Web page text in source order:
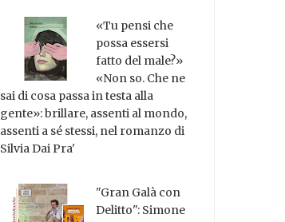
«Tu pensi che
possa essersi
fatto del male?»
«Non so. Che ne
sai di cosa passa in testa alla
gente»: brillare, assenti al mondo,
assenti a sé stessi, nel romanzo di
Silvia Dai Pra'
"Gran Galà con
Delitto": Simone